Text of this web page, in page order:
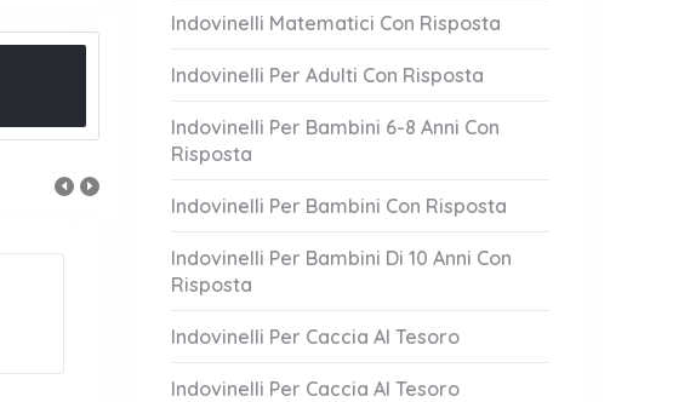
Al Fuoco!
October 18, 2023 1 Answer
Indovinelli Matematici Con Risposta
Indovinelli Per Adulti Con Risposta
Indovinelli Per Bambini 6-8 Anni Con
Risposta
Indovinelli Per Bambini Con Risposta
Indovinelli Per Bambini Di 10 Anni Con
Risposta
Indovinelli Per Caccia Al Tesoro
Indovinelli Per Caccia Al Tesoro